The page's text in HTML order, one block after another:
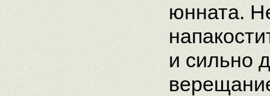
юнната.
и сильно